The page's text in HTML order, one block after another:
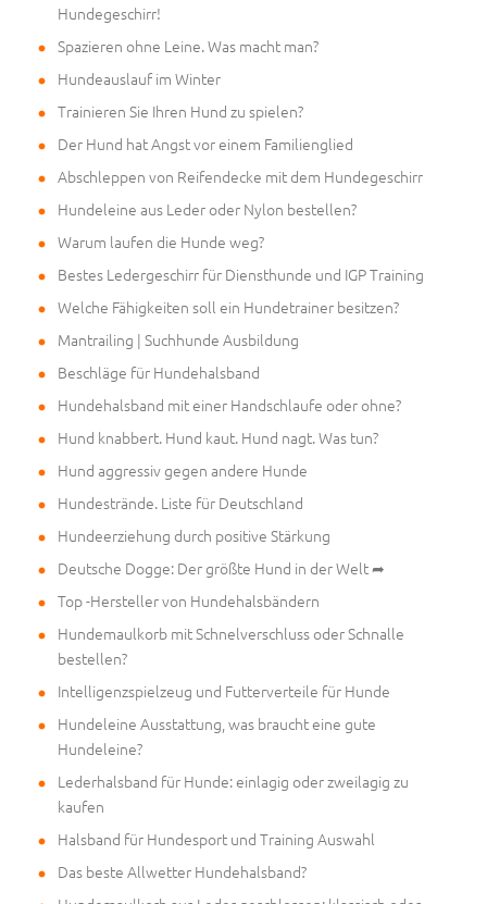
Hundegeschirr!
Spazieren ohne Leine. Was macht man?
Hundeauslauf im Winter
Trainieren Sie Ihren Hund zu spielen?
Der Hund hat Angst vor einem Familienglied
Abschleppen von Reifendecke mit dem Hundegeschirr
Hundeleine aus Leder oder Nylon bestellen?
Warum laufen die Hunde weg?
Bestes Ledergeschirr für Diensthunde und IGP Training
Welche Fähigkeiten soll ein Hundetrainer besitzen?
Mantrailing | Suchhunde Ausbildung
Beschläge für Hundehalsband
Hundehalsband mit einer Handschlaufe oder ohne?
Hund knabbert. Hund kaut. Hund nagt. Was tun?
Hund aggressiv gegen andere Hunde
Hundestrände. Liste für Deutschland
Hundeerziehung durch positive Stärkung
Deutsche Dogge: Der größte Hund in der Welt ➦
Top -Hersteller von Hundehalsbändern
Hundemaulkorb mit Schnelverschluss oder Schnalle
bestellen?
Intelligenzspielzeug und Futterverteile für Hunde
Hundeleine Ausstattung, was braucht eine gute
Hundeleine?
Lederhalsband für Hunde: einlagig oder zweilagig zu
kaufen
Halsband für Hundesport und Training Auswahl
Das beste Allwetter Hundehalsband?